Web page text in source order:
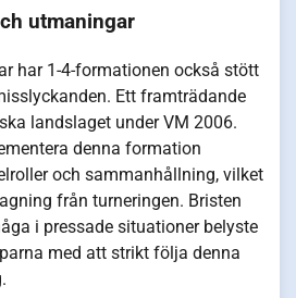
utmaningar
har 1-4-formationen också stött
Ett framträdande
landslaget under VM 2006.
denna formation
och sammanhållning, vilket
från turneringen. Bristen
i pressade situationer belyste
med att strikt följa denna